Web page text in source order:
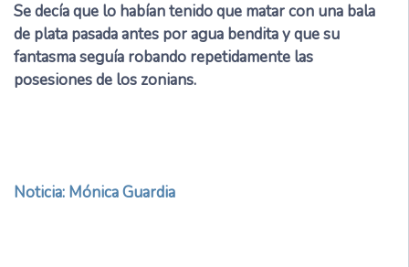
Se decía que lo habían tenido que matar con una bala
de plata pasada antes por agua bendita y que su
fantasma seguía robando repetidamente las
posesiones de los zonians.
Noticia: Mónica Guardia